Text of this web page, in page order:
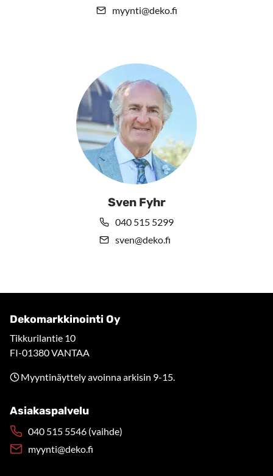
myynti@deko.fi
Sven Fyhr
040 515 5299
sven@deko.fi
Dekomarkkinointi Oy
Tikkurilantie 10
FI-01380 VANTAA
Myyntinäyttely avoinna arkisin 9-15.
Asiakaspalvelu
040 515 5546 (vaihde)
myynti@deko.fi